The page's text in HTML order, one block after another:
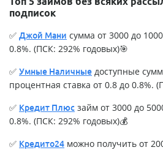
подписок
✅ Джой Мани сумма от 3000 до
0.8%. (ПСК: 292% годовых)🎯
✅ Умные Наличные доступные
процентная ставка от 0.8 до 0.8%.
✅ Кредит Плюс займ от 3000 до
0.8%. (ПСК: 292% годовых)💰
✅ Кредито24 можно получить от